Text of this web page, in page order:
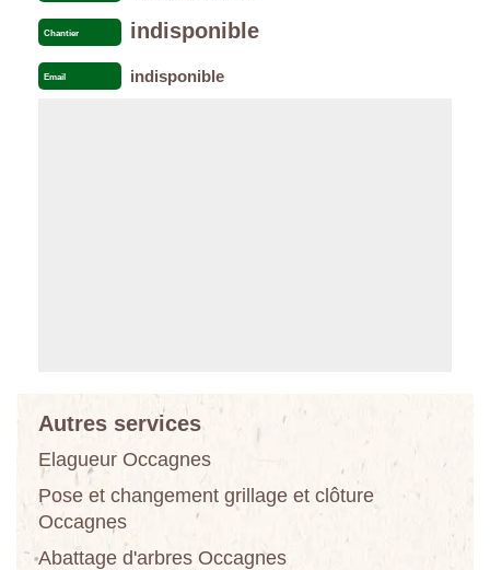
Chantier indisponible
Email indisponible
Autres services
Elagueur Occagnes
Pose et changement grillage et clôture
Occagnes
Abattage d'arbres Occagnes